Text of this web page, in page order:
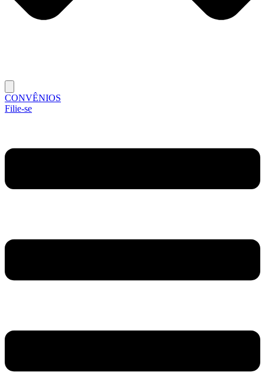
CONVÊNIOS
Filie-se